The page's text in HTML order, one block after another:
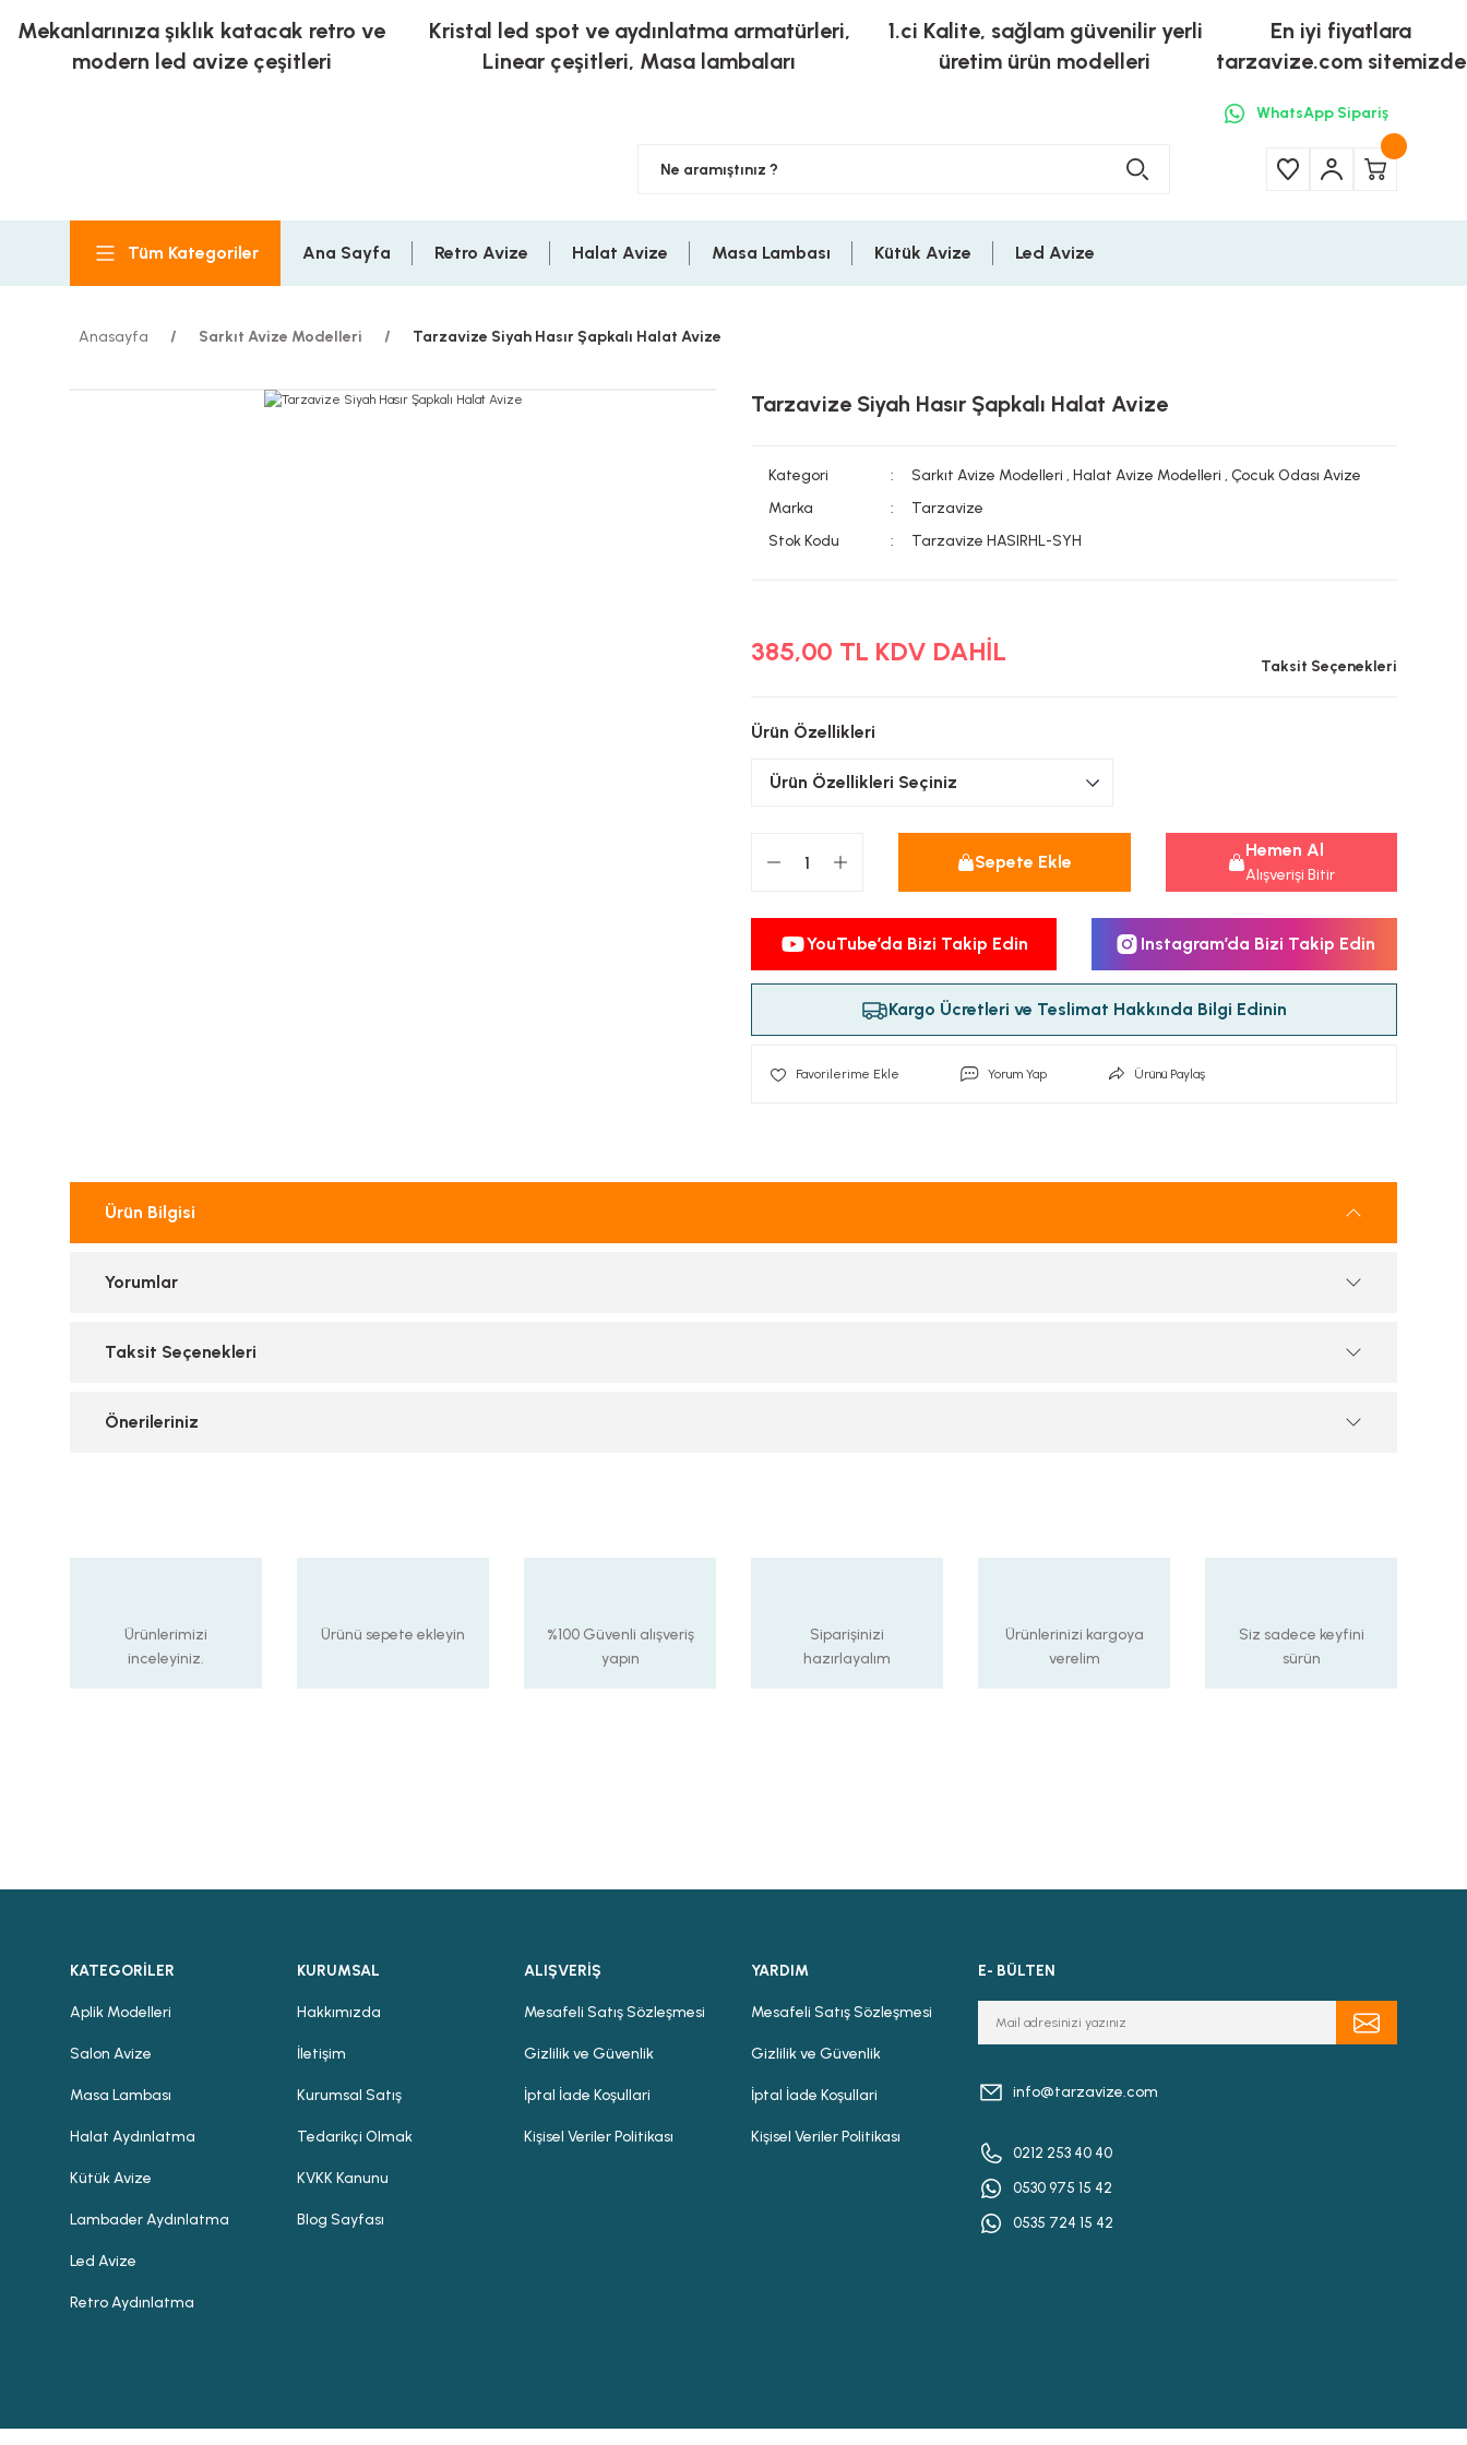
Mekanlarınıza şıklık katacak retro ve
modern led avize çeşitleri
Kristal led spot ve aydınlatma armatürleri,
Linear çeşitleri, Masa lambaları
1.ci Kalite, sağlam güvenilir yerli
üretim ürün modelleri
En iyi fiyatlara
tarzavize.com sitemizde
WhatsApp Sipariş
Tüm Kategoriler Ana Sayfa Retro Avize Halat Avize Masa Lambası Kütük Avize Led Avize
Anasayfa Sarkıt Avize Modelleri Tarzavize Siyah Hasır Şapkalı Halat Avize
Tarzavize Siyah Hasır Şapkalı Halat Avize
Kategori Sarkıt Avize Modelleri , Halat Avize Modelleri , Çocuk Odası Avize
Marka
Tarzavize
Stok Kodu
Tarzavize HASIRHL-SYH
385,00 TL KDV DAHİL Taksit Seçenekleri
Ürün Özellikleri
Sepete Ekle
Hemen Al
Alışverişi Bitir
YouTube’da Bizi Takip Edin Instagram’da Bizi Takip Edin
Kargo Ücretleri ve Teslimat Hakkında Bilgi Edinin
Yorum Yap Ürünü Paylaş
Ürün Bilgisi
Yorumlar
Taksit Seçenekleri
Önerileriniz
Ürünlerimizi
inceleyiniz.
Ürünü sepete ekleyin
%100 Güvenli alışveriş
yapın
Siparişinizi
hazırlayalım
Ürünlerinizi kargoya
verelim
Siz sadece keyfini
sürün
KATEGORİLER
Aplik Modelleri
Salon Avize
Masa Lambası
Halat Aydınlatma
Kütük Avize
Lambader Aydınlatma
Led Avize
Retro Aydınlatma
KURUMSAL
Hakkımızda
İletişim
Kurumsal Satış
Tedarikçi Olmak
KVKK Kanunu
Blog Sayfası
ALIŞVERİŞ
Mesafeli Satış Sözleşmesi
Gizlilik ve Güvenlik
İptal İade Koşullari
Kişisel Veriler Politikası
YARDIM
Mesafeli Satış Sözleşmesi
Gizlilik ve Güvenlik
İptal İade Koşullari
Kişisel Veriler Politikası
E- BÜLTEN
info@tarzavize.com
0212 253 40 40
0530 975 15 42
0535 724 15 42